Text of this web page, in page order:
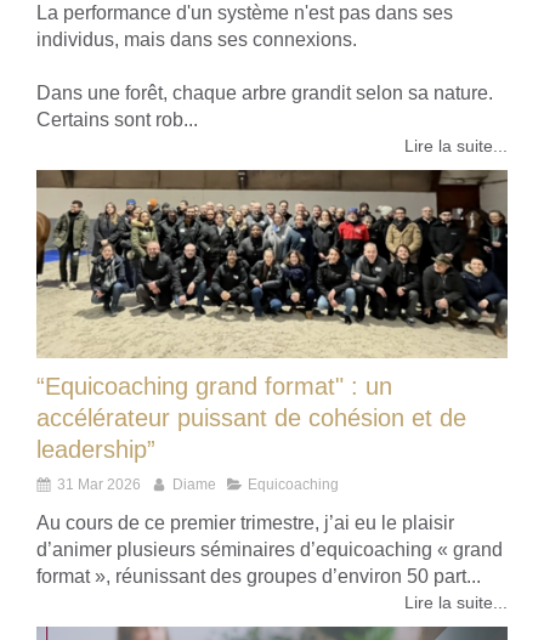
La performance d'un système n'est pas dans ses
individus, mais dans ses connexions.
Dans une forêt, chaque arbre grandit selon sa nature.
Certains sont rob...
Lire la suite...
“Equicoaching grand format" : un
accélérateur puissant de cohésion et de
leadership”
31 Mar 2026 Diame Equicoaching
Au cours de ce premier trimestre, j’ai eu le plaisir
d’animer plusieurs séminaires d’equicoaching « grand
format », réunissant des groupes d’environ 50 part...
Lire la suite...